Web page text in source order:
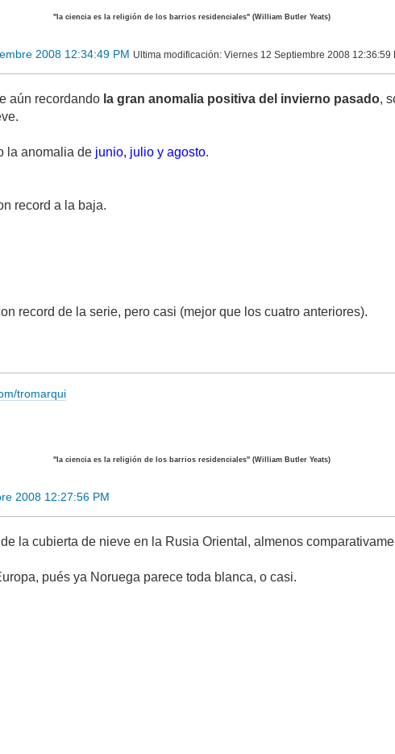
"la ciencia es la religión de los barrios residenciales" (William Butler Yeats)
2008 12:34:49 PM Ultima modificación: Viernes 12 Septiembre 2008 12:36:59
aún recordando la gran anomalia positiva del invierno pasado,
la anomalia de junio, julio y agosto.
record a la baja.
record de la serie, pero casi (mejor que los cuatro anteriores).
tromarqui
"la ciencia es la religión de los barrios residenciales" (William Butler Yeats)
2008 12:27:56 PM
la cubierta de nieve en la Rusia Oriental, almenos
pués ya Noruega parece toda blanca, o casi.